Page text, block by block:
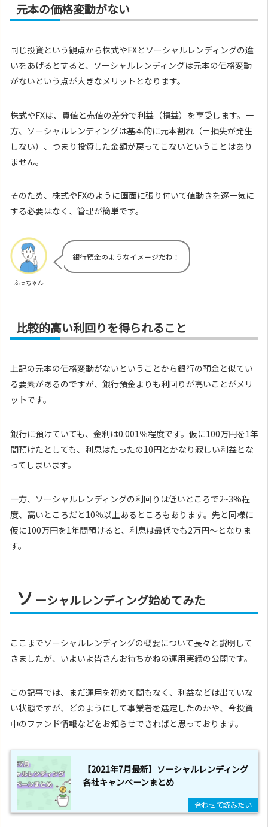
元本の価格変動がない
同じ投資という観点から株式やFXとソーシャルレンディングの違
いをあげるとすると、ソーシャルレンディングは元本の価格変動
がないという点が大きなメリットとなります。
株式やFXは、買値と売値の差分で利益（損益）を享受します。一
方、ソーシャルレンディングは基本的に元本割れ（＝損失が発生
しない）、つまり投資した金額が戻ってこないということはあり
ません。
そのため、株式やFXのように画面に張り付いて値動きを逐一気に
する必要はなく、管理が簡単です。
ふっちゃん
銀行預金のようなイメージだね！
比較的高い利回りを得られること
上記の元本の価格変動がないということから銀行の預金と似てい
る要素があるのですが、銀行預金よりも利回りが高いことがメリ
ットです。
銀行に預けていても、金利は0.001％程度です。仮に100万円を1年
間預けたとしても、利息はたったの10円とかなり寂しい利益とな
ってしまいます。
一方、ソーシャルレンディングの利回りは低いところで2~3%程
度、高いところだと10％以上あるところもあります。先と同様に
仮に100万円を1年間預けると、利息は最低でも2万円～となりま
す。
ソ ーシャルレンディング始めてみた
ここまでソーシャルレンディングの概要について長々と説明して
きましたが、いよいよ皆さんお待ちかねの運用実績の公開です。
この記事では、まだ運用を初めて間もなく、利益などは出ていな
い状態ですが、どのようにして事業者を選定したのかや、今投資
中のファンド情報などをお知らせできればと思っております。
【2021年7月最新】ソーシャルレンディング
各社キャンペーンまとめ